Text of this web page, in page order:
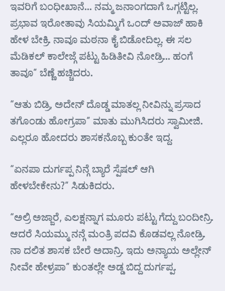
ಇವರಿಗೆ ಬಂಧೀಖಾನೆ… ನಮ್ಮ ಜನಾಂಗದಾಗೆ ಒಗ್ಗಟ್ಟಿಲ್ಲ.
ಪ್ರಭಾವ ಇರೋತಾವು ಸಿಯಮ್ಮಿಗೆ ಒಂದ್ ಅವಾಜ್ ಹಾಕಿ
ಹೇಳ ಬೇಕ್ರಿ. ನಾವೂ ಮಠನಾ ಕೈ ಬಿಡೋದಿಲ್ಲ. ಈ ಸಲ
ಮೆಡಿಕಲ್ ಕಾಲೇಜ್ಗೆ ಪಟ್ಟು ಹಿಡಿತೀವಿ ನೋಡ್ರಿ… ಹಂಗೆ
ತಾವೂ” ಬೆಣ್ಣೆ ಹಚ್ಚಿದರು.
“ಆತು ಬಿಡ್ರಿ, ಅದೇನ್ ದೊಡ್ಡ ಮಾತಲ್ಲ ನೀವಿನ್ನು ಪ್ರಸಾದ
ತಗೊಂಡು ಹೋಗ್ರಪಾ” ಮಾತು ಮುಗಿಸಿದರು ಸ್ವಾಮೀಜಿ.
ಎಲ್ಲರೂ ಹೋದರು ಶಾಸಕನೊಬ್ಬ ಕುಂತೇ ಇದ್ದ.
“ಏನಪಾ ದುರ್ಗಪ್ಪ ನಿನ್ಗೆ ಬ್ಯಾರೆ ಸ್ಪೆಷಲ್ ಆಗಿ
ಹೇಳಬೇಕೇನು?” ಸಿಡುಕಿದರು.
“ಅಲ್ರಿ ಅಜ್ಜಾರೆ, ಎಲಕ್ಷನ್ನಾಗ ಮೂರು ಪಟ್ಟು ಗೆದ್ದು ಬಂದೀನ್ರಿ.
ಆದರೆ ಸಿಯಮ್ಮು ನನ್ಗೆ ಮಂತ್ರಿ ಪದವಿ ಕೊಡವಲ್ಲ ನೋಡ್ರಿ.
ನಾ ದಲಿತ ಶಾಸಕ ಬೇರೆ ಅದಾನ್ರಿ. ಇದು ಅನ್ಯಾಯ ಅಲ್ಲೇನ್
ನೀವೇ ಹೇಳ್ರಪಾ” ಕುಂತಲ್ಲೇ ಅಡ್ಡ ಬಿದ್ದ ದುರ್ಗಪ್ಪ.